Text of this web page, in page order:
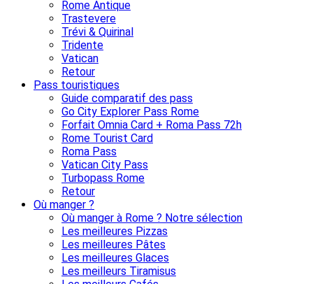
Rome Antique
Trastevere
Trévi & Quirinal
Tridente
Vatican
Retour
Pass touristiques
Guide comparatif des pass
Go City Explorer Pass Rome
Forfait Omnia Card + Roma Pass 72h
Rome Tourist Card
Roma Pass
Vatican City Pass
Turbopass Rome
Retour
Où manger ?
Où manger à Rome ? Notre sélection
Les meilleures Pizzas
Les meilleures Pâtes
Les meilleures Glaces
Les meilleurs Tiramisus